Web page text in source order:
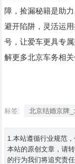
障，捡漏秘籍是助
避开陷阱，灵活运
号，让爱车更具专
解更多北京车务相关
标签: 北京结婚京牌
1.本站遵循行业规范
本站的原创文章，请
的行为我们将追究责